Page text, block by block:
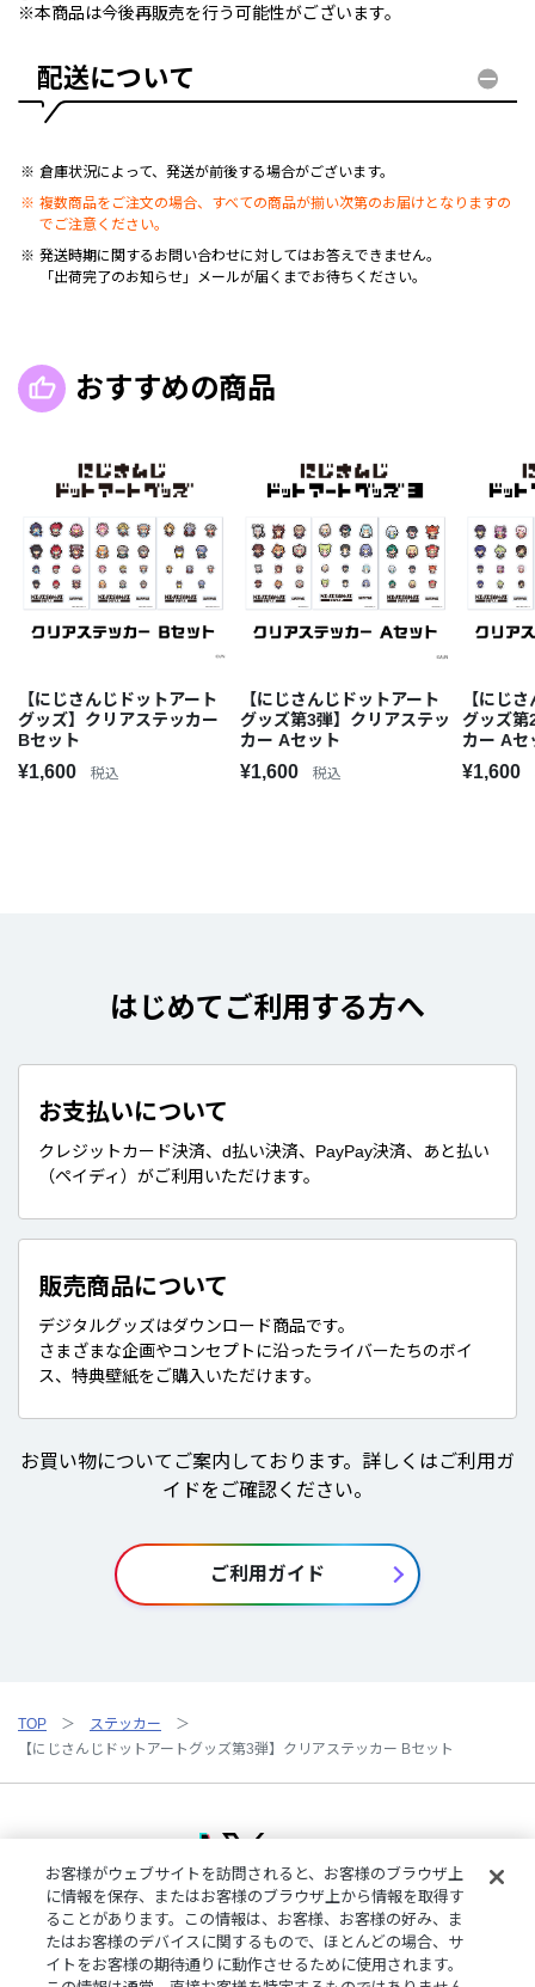
※本商品は今後再販売を行う可能性がございます。
配送について
倉庫状況によって、発送が前後する場合がございます。
複数商品をご注文の場合、すべての商品が揃い次第のお届けとなりますの
でご注意ください。
発送時期に関するお問い合わせに対してはお答えできません。
「出荷完了のお知らせ」メールが届くまでお待ちください。
おすすめの商品
【にじさんじドットアート
グッズ】クリアステッカー
Bセット
¥1,600 税込
【にじさんじドットアート
グッズ第3弾】クリアステッ
カー Aセット
¥1,600 税込
【にじ
グッズ第
カー Aセ
¥1,600
はじめてご利用する方へ
お支払いについて
クレジットカード決済、d払い決済、PayPay決済、あと払い
（ペイディ）がご利用いただけます。
販売商品について
デジタルグッズはダウンロード商品です。
さまざまな企画やコンセプトに沿ったライバーたちのボイ
ス、特典壁紙をご購入いただけます。
お買い物についてご案内しております。詳しくはご利用ガ
イドをご確認ください。
ご利用ガイド
TOP
ステッカー
【にじさんじドットアートグッズ第3弾】クリアステッカー Bセット
ご利用規約プライバシーポリシー
特定商取引法に基づく表記
ご利用ガイドよくある質問お問い合わせにじさんじ公式サイト
クッキーの詳細
お客様がウェブサイトを訪問されると、お客様のブラウザ上
に情報を保存、またはお客様のブラウザ上から情報を取得す
ることがあります。この情報は、お客様、お客様の好み、ま
たはお客様のデバイスに関するもので、ほとんどの場合、サ
イトをお客様の期待通りに動作させるために使用されます。